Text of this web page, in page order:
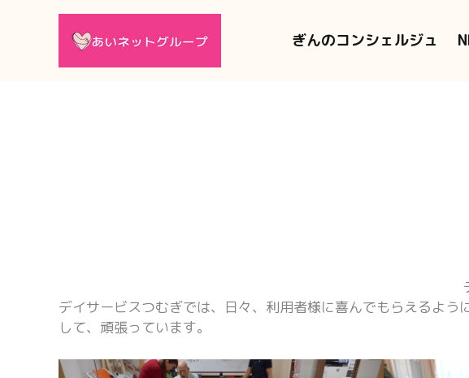
ぎんのコンシェルジュ
デイサービスつむぎでは、日々、利用者様に喜んでもらえるよ
して、頑張っています。